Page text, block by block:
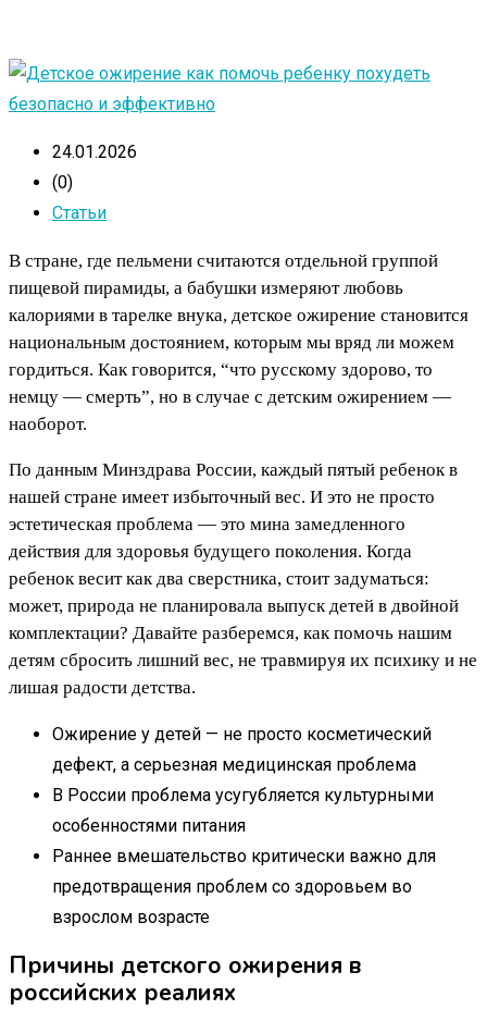
24.01.2026
(0)
Статьи
В стране, где пельмени считаются отдельной группой
пищевой пирамиды, а бабушки измеряют любовь
калориями в тарелке внука, детское ожирение становится
национальным достоянием, которым мы вряд ли можем
гордиться. Как говорится, “что русскому здорово, то
немцу — смерть”, но в случае с детским ожирением —
наоборот.
По данным Минздрава России, каждый пятый ребенок в
нашей стране имеет избыточный вес. И это не просто
эстетическая проблема — это мина замедленного
действия для здоровья будущего поколения. Когда
ребенок весит как два сверстника, стоит задуматься:
может, природа не планировала выпуск детей в двойной
комплектации? Давайте разберемся, как помочь нашим
детям сбросить лишний вес, не травмируя их психику и не
лишая радости детства.
Ожирение у детей — не просто косметический
дефект, а серьезная медицинская проблема
В России проблема усугубляется культурными
особенностями питания
Раннее вмешательство критически важно для
предотвращения проблем со здоровьем во
взрослом возрасте
Причины детского ожирения в
российских реалиях